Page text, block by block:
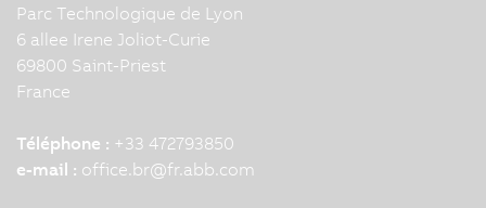
Parc Technologique de Lyon
6 allee Irene Joliot-Curie
69800 Saint-Priest
France
Téléphone : +33 472793850
e-mail : office.br@fr.abb.com